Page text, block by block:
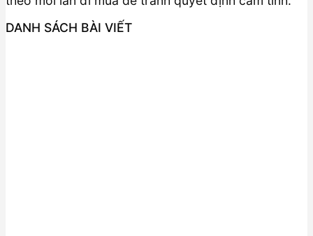
DANH SÁCH BÀI VIẾT